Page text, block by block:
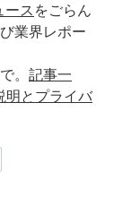
ースをごらん
業界レポー
。 記事一
明とプライバ